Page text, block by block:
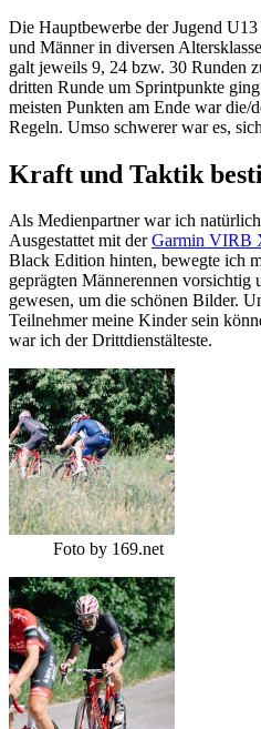
Die Hauptbewerbe der Jugend
und Männer in diversen
galt jeweils 9, 24 bzw. 30 Runden
dritten Runde um Sprintpunkte
meisten Punkten am Ende war die/
Regeln. Umso schwerer war es,
Kraft und Taktik
Als Medienpartner war ich
Ausgestattet mit derGarmin VIRB
Black Edition hinten, bewegte ich
geprägten Männerennen vorsichtig
gewesen, um die schönen Bilder.
Teilnehmer meine Kinder sein
war ich der Drittdienstälteste.
Foto by 169.net